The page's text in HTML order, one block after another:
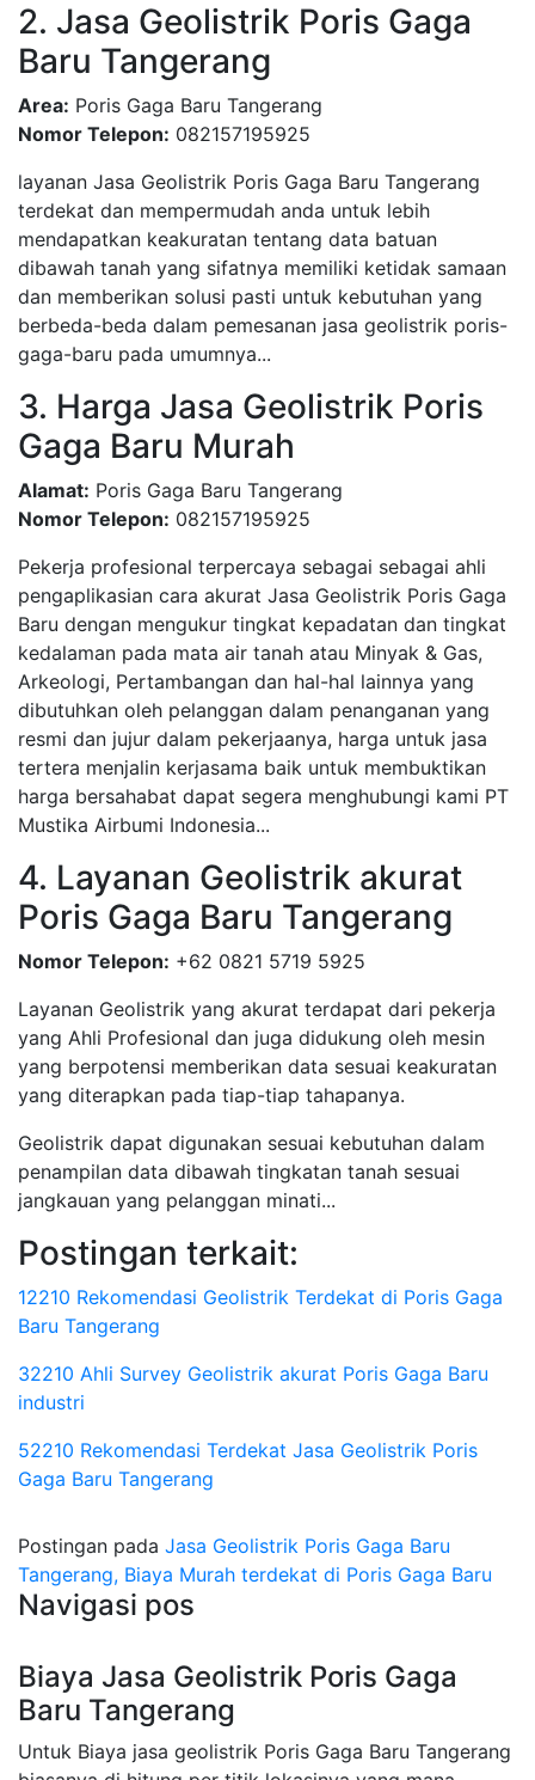
2. Jasa Geolistrik Poris Gaga
Baru Tangerang
Area: Poris Gaga Baru Tangerang
Nomor Telepon: 082157195925
layanan Jasa Geolistrik Poris Gaga Baru Tangerang
terdekat dan mempermudah anda untuk lebih
mendapatkan keakuratan tentang data batuan
dibawah tanah yang sifatnya memiliki ketidak samaan
dan memberikan solusi pasti untuk kebutuhan yang
berbeda-beda dalam pemesanan jasa geolistrik poris-
gaga-baru pada umumnya...
3. Harga Jasa Geolistrik Poris
Gaga Baru Murah
Alamat: Poris Gaga Baru Tangerang
Nomor Telepon: 082157195925
Pekerja profesional terpercaya sebagai sebagai ahli
pengaplikasian cara akurat Jasa Geolistrik Poris Gaga
Baru dengan mengukur tingkat kepadatan dan tingkat
kedalaman pada mata air tanah atau Minyak & Gas,
Arkeologi, Pertambangan dan hal-hal lainnya yang
dibutuhkan oleh pelanggan dalam penanganan yang
resmi dan jujur dalam pekerjaanya, harga untuk jasa
tertera menjalin kerjasama baik untuk membuktikan
harga bersahabat dapat segera menghubungi kami PT
Mustika Airbumi Indonesia...
4. Layanan Geolistrik akurat
Poris Gaga Baru Tangerang
Nomor Telepon: +62 0821 5719 5925
Layanan Geolistrik yang akurat terdapat dari pekerja
yang Ahli Profesional dan juga didukung oleh mesin
yang berpotensi memberikan data sesuai keakuratan
yang diterapkan pada tiap-tiap tahapanya.
Geolistrik dapat digunakan sesuai kebutuhan dalam
penampilan data dibawah tingkatan tanah sesuai
jangkauan yang pelanggan minati...
Postingan terkait:
12210 Rekomendasi Geolistrik Terdekat di Poris Gaga
Baru Tangerang
32210 Ahli Survey Geolistrik akurat Poris Gaga Baru
industri
52210 Rekomendasi Terdekat Jasa Geolistrik Poris
Gaga Baru Tangerang
Postingan pada Jasa Geolistrik Poris Gaga Baru
Tangerang, Biaya Murah terdekat di Poris Gaga Baru
Navigasi pos
Biaya Jasa Geolistrik Poris Gaga
Baru Tangerang
Untuk Biaya jasa geolistrik Poris Gaga Baru Tangerang